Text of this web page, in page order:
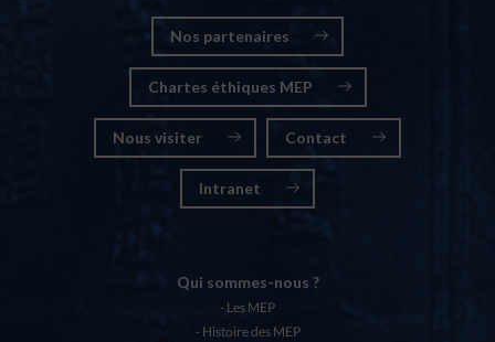
Nos partenaires
Chartes éthiques MEP
Nous visiter Contact
Intranet
Qui sommes-nous ?
Les MEP
Histoire des MEP